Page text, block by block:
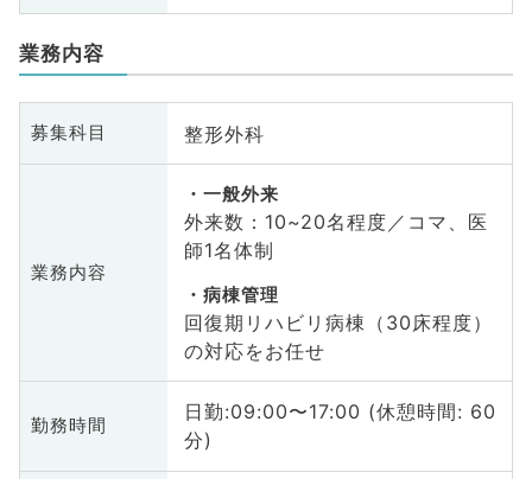
業務内容
募集科目 整形外科
業務内容
一般外来
外来数：10~20名程度／コマ、医
師1名体制
病棟管理
回復期リハビリ病棟（30床程度）
の対応をお任せ
勤務時間
日勤:09:00〜17:00 (休憩時間: 60
分)